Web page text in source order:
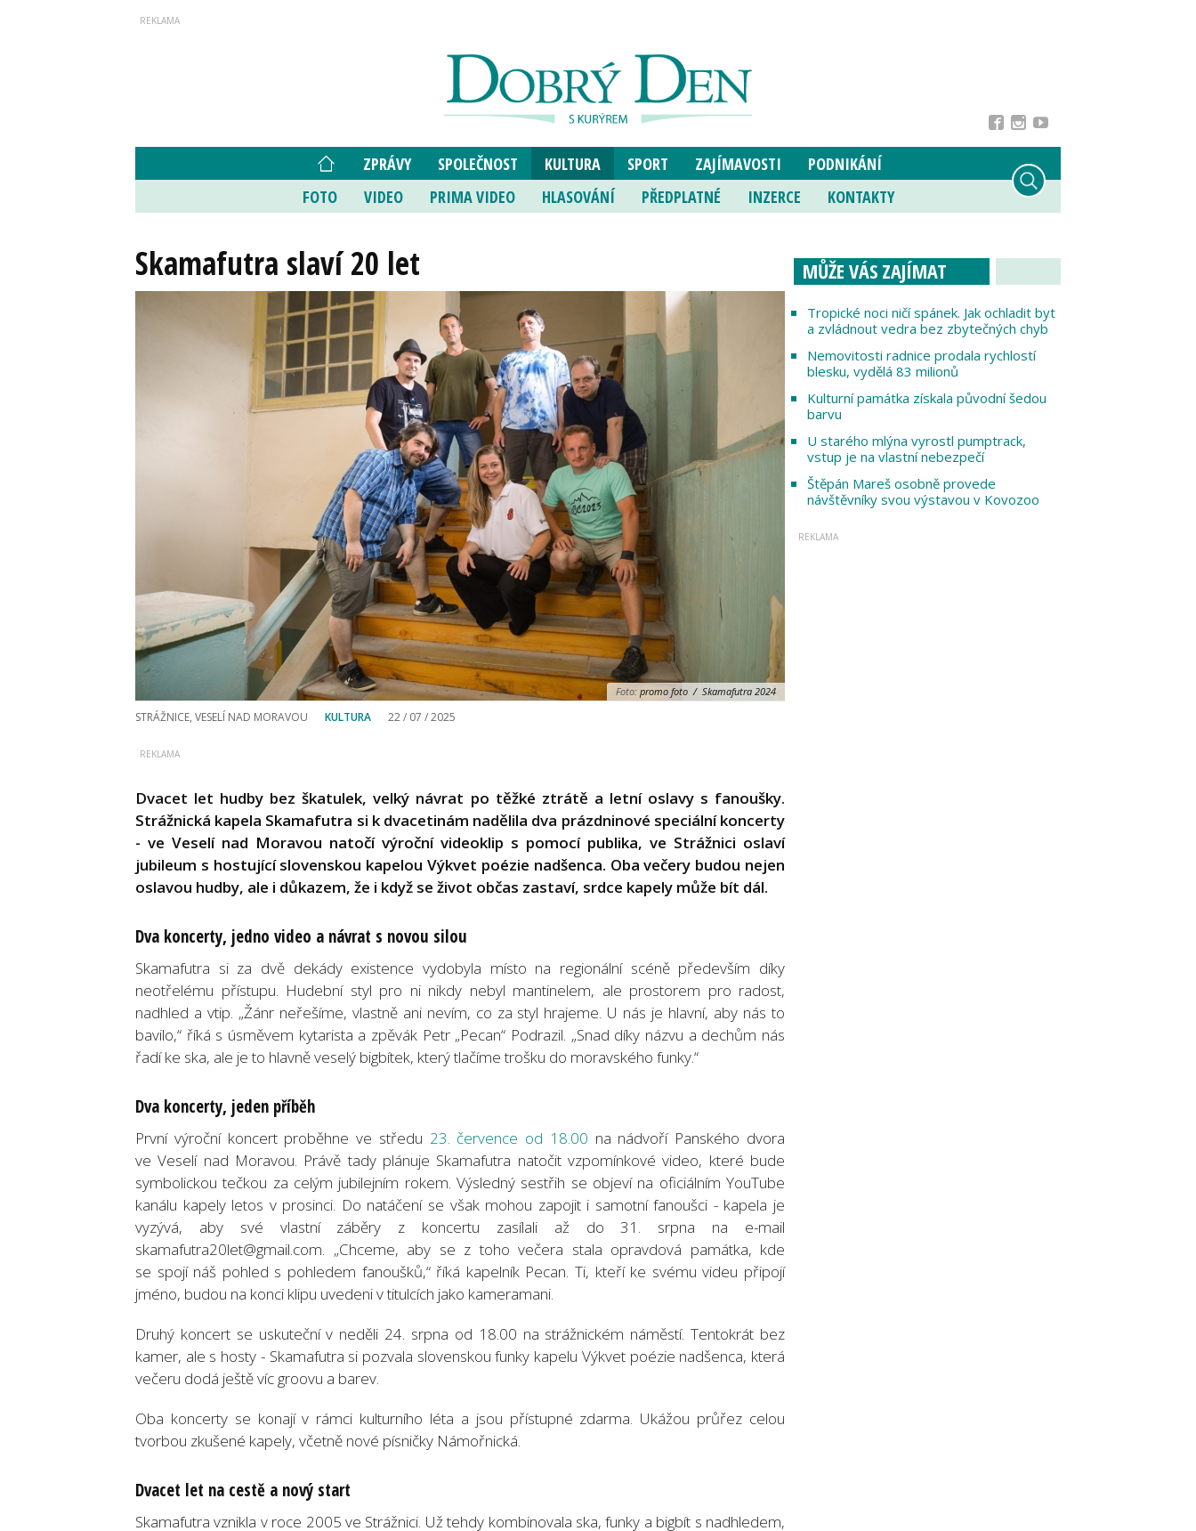
ZPRÁVY SPOLEČNOST KULTURA SPORT ZAJÍMAVOSTI
PODNIKÁNÍ
FOTO
VIDEO PRIMA VIDEO HLASOVÁNÍ PŘEDPLATNÉ INZERCE KONTAKTY
Skamafutra slaví 20 let
Foto: promo foto / Skamafutra 2024
STRÁŽNICE, VESELÍ NAD MORAVOU KULTURA 22 / 07 / 2025
Dvacet let hudby bez škatulek, velký návrat po těžké ztrátě a letní oslavy s fanoušky.
Strážnická kapela Skamafutra si k dvacetinám nadělila dva prázdninové speciální koncerty
- ve Veselí nad Moravou natočí výroční videoklip s pomocí publika, ve Strážnici oslaví
jubileum s hostující slovenskou kapelou Výkvet poézie nadšenca. Oba večery budou nejen
oslavou hudby, ale i důkazem, že i když se život občas zastaví, srdce kapely může bít dál.
Dva koncerty, jedno video a návrat s novou silou
Skamafutra si za dvě dekády existence vydobyla místo na regionální scéně především díky
neotřelému přístupu. Hudební styl pro ni nikdy nebyl mantinelem, ale prostorem pro radost,
nadhled a vtip. „Žánr neřešíme, vlastně ani nevím, co za styl hrajeme. U nás je hlavní, aby nás to
bavilo,“ říká s úsměvem kytarista a zpěvák Petr „Pecan“ Podrazil. „Snad díky názvu a dechům nás
řadí ke ska, ale je to hlavně veselý bigbítek, který tlačíme trošku do moravského funky.“
Dva koncerty, jeden příběh
První výroční koncert proběhne ve středu 23. července od 18.00 na nádvoří Panského dvora
ve Veselí nad Moravou. Právě tady plánuje Skamafutra natočit vzpomínkové video, které bude
symbolickou tečkou za celým jubilejním rokem. Výsledný sestřih se objeví na oficiálním YouTube
kanálu kapely letos v prosinci. Do natáčení se však mohou zapojit i samotní fanoušci - kapela je
vyzývá, aby své vlastní záběry z koncertu zasílali až do 31. srpna na e-mail
skamafutra20let@gmail.com. „Chceme, aby se z toho večera stala opravdová památka, kde
se spojí náš pohled s pohledem fanoušků,“ říká kapelník Pecan. Ti, kteří ke svému videu připojí
jméno, budou na konci klipu uvedeni v titulcích jako kameramani.
Druhý koncert se uskuteční v neděli 24. srpna od 18.00 na strážnickém náměstí. Tentokrát bez
kamer, ale s hosty - Skamafutra si pozvala slovenskou funky kapelu Výkvet poézie nadšenca, která
večeru dodá ještě víc groovu a barev.
Oba koncerty se konají v rámci kulturního léta a jsou přístupné zdarma. Ukážou průřez celou
tvorbou zkušené kapely, včetně nové písničky Námořnická.
Dvacet let na cestě a nový start
Skamafutra vznikla v roce 2005 ve Strážnici. Už tehdy kombinovala ska, funky a bigbít s nadhledem,
MŮŽE VÁS ZAJÍMAT
Tropické noci ničí spánek. Jak ochladit byt
a zvládnout vedra bez zbytečných chyb
Nemovitosti radnice prodala rychlostí
blesku, vydělá 83 milionů
Kulturní památka získala původní šedou
barvu
U starého mlýna vyrostl pumptrack,
vstup je na vlastní nebezpečí
Štěpán Mareš osobně provede
návštěvníky svou výstavou v Kovozoo